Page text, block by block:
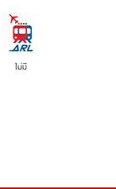
ไม่มี